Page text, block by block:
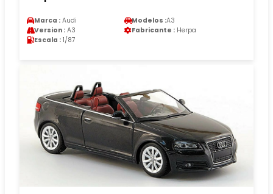
Marca : Audi Modelos :A3
Version : A3 Fabricante : Herpa
Escala : 1/87